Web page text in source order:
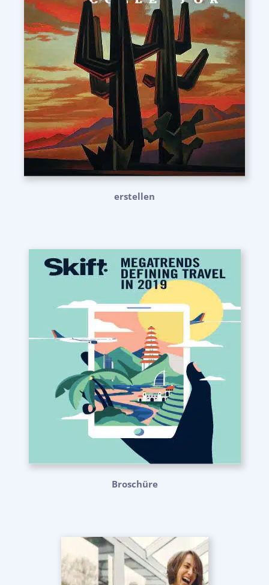
erstellen
Broschüre